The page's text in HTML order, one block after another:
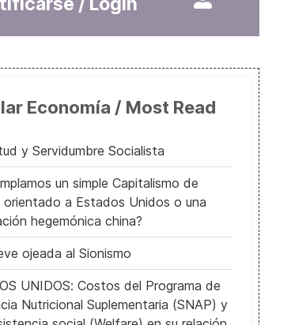
Amazonia, el pulmón del Planeta
Economía / Most Read
y Servidumbre Socialista
un simple Capitalismo de
orientado a Estados Unidos o una
hegemónica china?
ojeada al Sionismo
UNIDOS: Costos del Programa de
Nutricional Suplementaria (SNAP) y